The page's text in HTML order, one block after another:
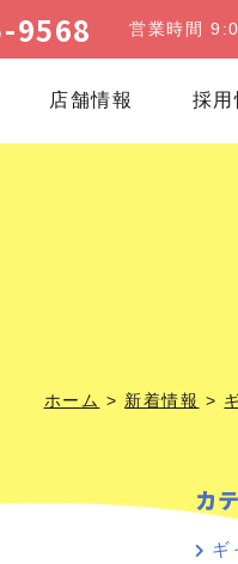
9568 営業時間
店舗情報 採用
ホーム > 新着情報 >
カ
ギ